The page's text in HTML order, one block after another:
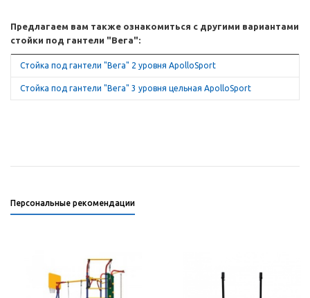
Предлагаем вам также ознакомиться с другими вариантами
стойки под гантели "Вега":
Стойка под гантели "Вега" 2 уровня ApolloSport
Стойка под гантели "Вега" 3 уровня цельная ApolloSport
Персональные рекомендации